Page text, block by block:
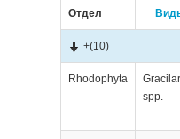
Отдел
+(10)
Rhodophyta
spp.